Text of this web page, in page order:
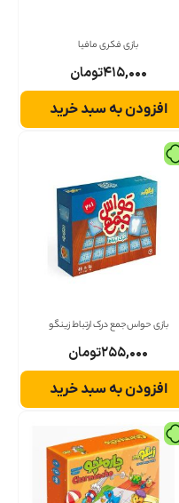
بازی فکری مافیا
۴۱۵,۰۰۰تومان
افزودن به سبد خرید
بازی حواس‌جمع درک ارتباط زینگو
۲۵۵,۰۰۰تومان
افزودن به سبد خرید